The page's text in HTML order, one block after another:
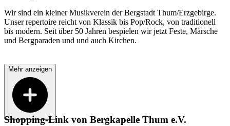
Wir sind ein kleiner Musikverein der Bergstadt Thum/Erzgebirge.
Unser repertoire reicht von Klassik bis Pop/Rock, von traditionell
bis modern. Seit über 50 Jahren bespielen wir jetzt Feste, Märsche
und Bergparaden und und auch Kirchen.
Mehr anzeigen
Shopping-Link von Bergkapelle Thum e.V.